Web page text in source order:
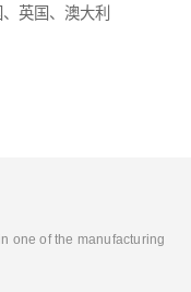
英国、澳大利
one of the manufacturing